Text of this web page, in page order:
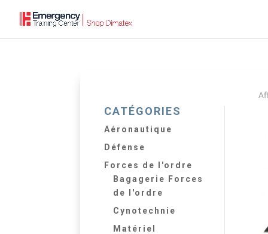
CATÉGORIES
Aéronautique
Défense
Forces de l'ordre
Bagagerie Forces
de l'ordre
Cynotechnie
Matériel